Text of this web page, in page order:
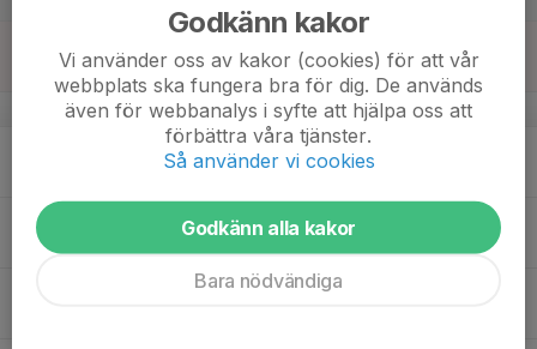
v.29
20
Godkänn kakor
Vi använder oss av kakor (cookies) för att vår
webbplats ska fungera bra för dig. De används
även för webbanalys i syfte att hjälpa oss att
förbättra våra tjänster.
Så använder vi cookies
Godkänn alla kakor
Bara nödvändiga